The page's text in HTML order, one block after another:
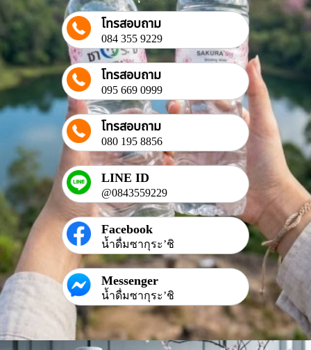
โทรสอบถาม
084 355 9229
โทรสอบถาม
095 669 0999
โทรสอบถาม
080 195 8856
LINE ID
@0843559229
Facebook
น้ำดื่มซากุระ’ชิ
Messenger
น้ำดื่มซากุระ’ชิ